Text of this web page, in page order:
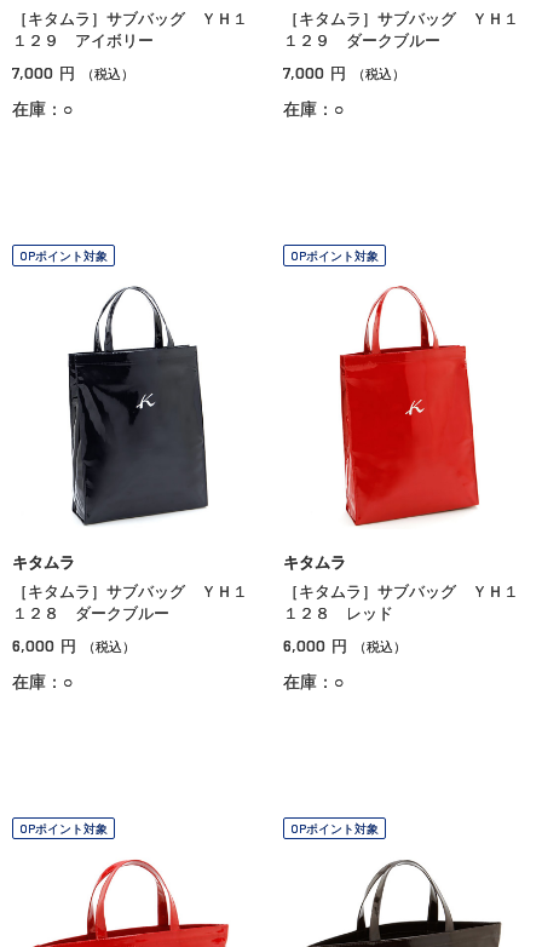
［キタムラ］サブバッグ ＹＨ１
１２９ アイボリー
7,000 円 （税込）
在庫：○
［キタムラ］サブバッグ ＹＨ１
１２９ ダークブルー
7,000 円 （税込）
在庫：○
OPポイント対象
キタムラ
［キタムラ］サブバッグ ＹＨ１
１２８ ダークブルー
6,000 円 （税込）
在庫：○
OPポイント対象
キタムラ
［キタムラ］サブバッグ ＹＨ１
１２８ レッド
6,000 円 （税込）
在庫：○
OPポイント対象 OPポイント対象